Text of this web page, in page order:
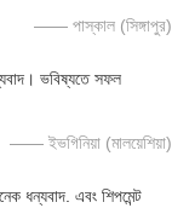
—— পাস্কাল (সিঙ্গাপুর)
ভবিষ্যতে সফল
—— ইভগিনিয়া (মালয়েশিয়া)
ধন্যবাদ. এবং শিপমেন্ট